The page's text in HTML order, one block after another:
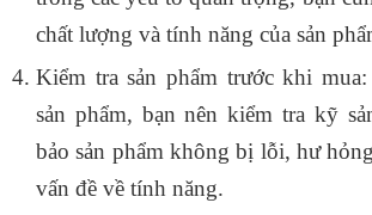
chất lượng và tính năng của sản
Kiểm tra sản phẩm trước khi
sản phẩm, bạn nên kiểm tra kỹ
bảo sản phẩm không bị lỗi, hư
vấn đề về tính năng.